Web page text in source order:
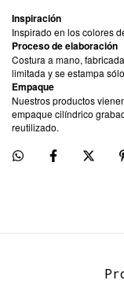
Inspiración
Inspirado en los colores
Proceso de elaboración
Costura a mano,
limitada y se estampa
Empaque
Nuestros productos
empaque cilíndrico
reutilizado.